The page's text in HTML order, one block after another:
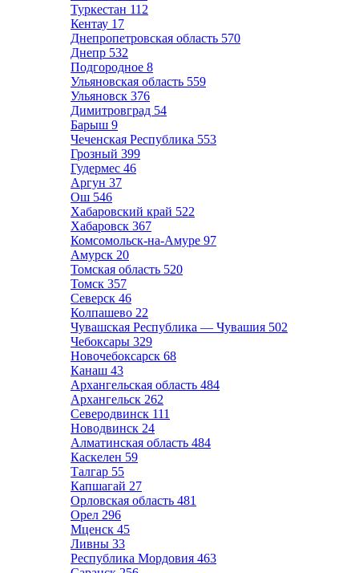
Туркестан 112
Кентау 17
Днепропетровская область 570
Днепр 532
Подгородное 8
Ульяновская область 559
Ульяновск 376
Димитровград 54
Барыш 9
Чеченская Республика 553
Грозный 399
Гудермес 46
Аргун 37
Ош 546
Хабаровский край 522
Хабаровск 367
Комсомольск-на-Амуре 97
Амурск 20
Томская область 520
Томск 357
Северск 46
Колпашево 22
Чувашская Республика — Чувашия 502
Чебоксары 329
Новочебоксарск 68
Канаш 43
Архангельская область 484
Архангельск 262
Северодвинск 111
Новодвинск 24
Алматинская область 484
Каскелен 59
Талгар 55
Капшагай 27
Орловская область 481
Орел 296
Мценск 45
Ливны 33
Республика Мордовия 463